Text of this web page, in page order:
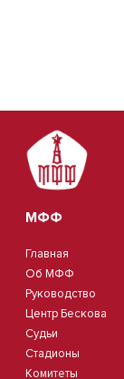
МФФ
Главная
Об МФФ
Руководство
Центр Бескова
Судьи
Стадионы
Комитеты